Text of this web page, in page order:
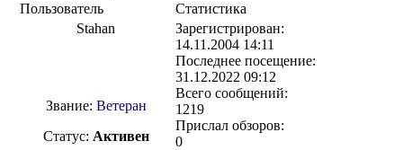
Пользователь
Статистика
Stahan
Звание: Ветеран
Статус: Активен
Зарегистрирован:
14.11.2004 14:11
Последнее посещение:
31.12.2022 09:12
Всего сообщений:
1219
Прислал обзоров:
0